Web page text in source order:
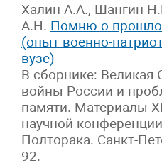
Халин А.А., Шангин
А.Н. Помню о
(опыт военно-
вузе)
В сборнике: Великая
войны России и
памяти. Материалы
научной
Полторака. Санкт-
92.